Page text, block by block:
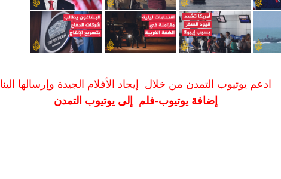
ادعم يوتيوب التمدن من خلال إيجاد الأفلام الجيدة وإرسالها الينا
إضافة يوتيوب-فلم إلى يوتيوب التمدن